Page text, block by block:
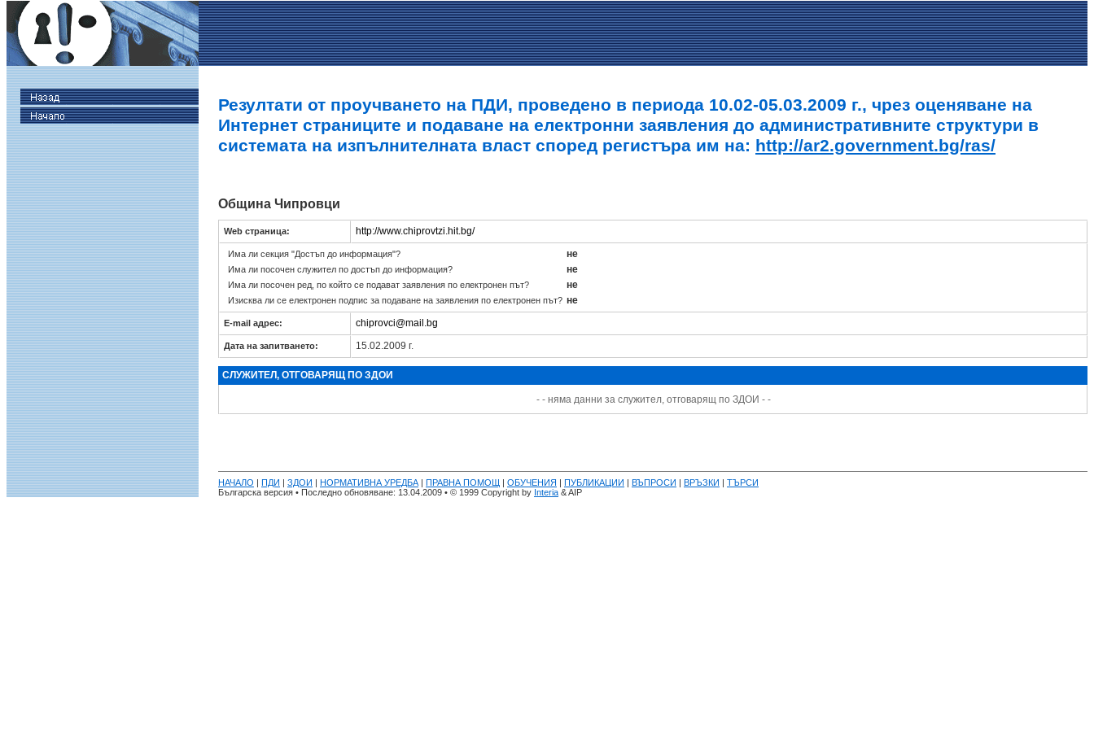
Резултати от проучването на ПДИ, проведено в периода 10.02-05.03.2009 г., чрез оценяване на
Интернет страниците и подаване на електронни заявления до административните структури в
системата на изпълнителната власт според регистъра им на: http://ar2.government.bg/ras/
Община Чипровци
Web страница: http://www.chiprovtzi.hit.bg/
Има ли секция "Достъп до информация"? не
Има ли посочен служител по достъп до информация? не
Има ли посочен ред, по който се подават заявления по електронен път? не
Изисква ли се електронен подпис за подаване на заявления по електронен път? не
E-mail адрес: chiprovci@mail.bg
Дата на запитването: 15.02.2009 г.
СЛУЖИТЕЛ, ОТГОВАРЯЩ ПО ЗДОИ
- - няма данни за служител, отговарящ по ЗДОИ - -
НАЧАЛО | ПДИ | ЗДОИ | НОРМАТИВНА УРЕДБА | ПРАВНА ПОМОЩ | ОБУЧЕНИЯ | ПУБЛИКАЦИИ | ВЪПРОСИ | ВРЪЗКИ | ТЪРСИ
Българска версия • Последно обновяване: 13.04.2009 • © 1999 Copyright by Interia & AIP